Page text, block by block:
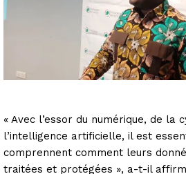
« Avec l’essor du numérique, de la
l’intelligence artificielle, il est
comprennent comment leurs
traitées et protégées », a-t-il